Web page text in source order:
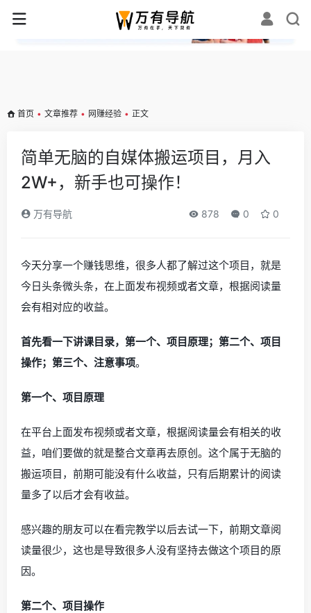
✕
首页 • 文章推荐 • 网赚经验 • 正文
简单无脑的自媒体搬运项目，月入
2W+，新手也可操作！
万有导航 878 0 0
今天分享一个赚钱思维，很多人都了解过这个项目，就是
今日头条微头条，在上面发布视频或者文章，根据阅读量
会有相对应的收益。
首先看一下讲课目录，第一个、项目原理；第二个、项目
操作；第三个、注意事项。
第一个、项目原理
在平台上面发布视频或者文章，根据阅读量会有相关的收
益，咱们要做的就是整合文章再去原创。这个属于无脑的
搬运项目，前期可能没有什么收益，只有后期累计的阅读
量多了以后才会有收益。
感兴趣的朋友可以在看完教学以后去试一下，前期文章阅
读量很少，这也是导致很多人没有坚持去做这个项目的原
因。
第二个、项目操作